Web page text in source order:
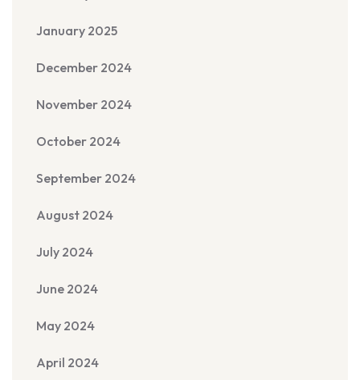
January 2025
December 2024
November 2024
October 2024
September 2024
August 2024
July 2024
June 2024
May 2024
April 2024